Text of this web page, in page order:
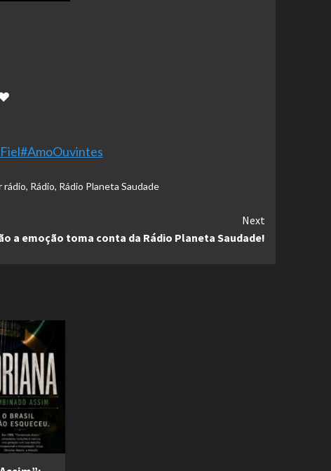
#AmoOuvintes
rádio, Rádio, Rádio Planeta Saudade
Next
a emoção toma conta da Rádio Planeta Saudade!